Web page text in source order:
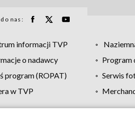
do nas:
informacji TVP
o nadawcy
Program
program (ROPAT)
Serwis
w TVP